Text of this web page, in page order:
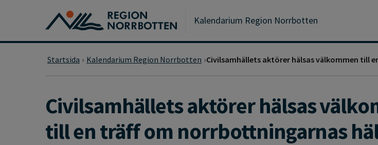
Gå till huvudmeny
Gå till övergripande innehåll
Kalendarium Region Norrbotten
Startsida Kalendarium Region Norrbotten Civilsamhällets aktörer hälsas välkommen till
Civilsamhällets aktörer hälsas
till en träff om norrbottningarnas